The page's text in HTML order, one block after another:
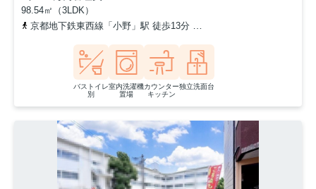
98.54㎡（3LDK）
京都地下鉄東西線「小野」駅 徒歩13分
バストイレ
別
室内洗濯機
置場
カウンター
キッチン
独立洗面台